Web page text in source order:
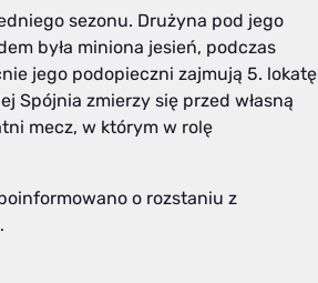
sezonu. Drużyna pod jego
była miniona jesień, podczas
jego podopieczni zajmują 5. lokatę
Spójnia zmierzy się przed własną
mecz, w którym w rolę
o rozstaniu z